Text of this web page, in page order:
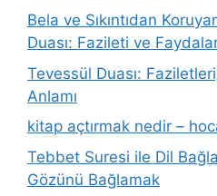
Bela ve Sıkıntıdan
Duası: Fazileti ve
Tevessül Duası:
Anlamı
kitap açtırmak nedir –
Tebbet Suresi ile Dil
Gözünü Bağlamak